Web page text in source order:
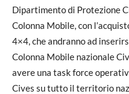
Dipartimento di Protezione
Colonna Mobile, con
4×4, che andranno ad
Colonna Mobile nazionale
avere una task force
Cives su tutto il territorio